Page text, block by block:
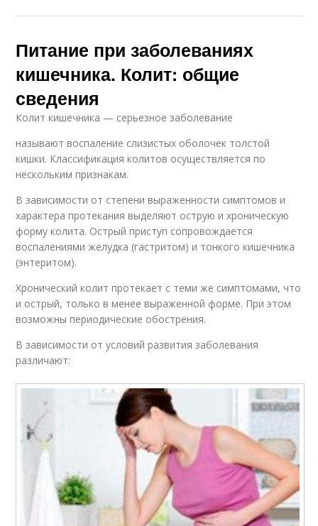
Питание при заболеваниях
кишечника. Колит: общие
сведения
Колит кишечника — серьезное заболевание
называют воспаление слизистых оболочек толстой
кишки. Классификация колитов осуществляется по
нескольким признакам.
В зависимости от степени выраженности симптомов и
характера протекания выделяют острую и хроническую
форму колита. Острый приступ сопровождается
воспалениями желудка (гастритом) и тонкого кишечника
(энтеритом).
Хронический колит протекает с теми же симптомами, что
и острый, только в менее выраженной форме. При этом
возможны периодические обострения.
В зависимости от условий развития заболевания
различают: